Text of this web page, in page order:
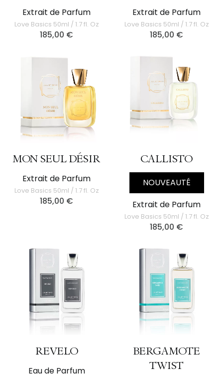
Extrait de Parfum
Love Basics 50ml / 1.7 fl. Oz
185,00 €
Extrait de Parfum
Love Basics 50ml / 1.7 fl. Oz
185,00 €
MON SEUL DÉSIR
Extrait de Parfum
Love Basics 50ml / 1.7 fl. Oz
185,00 €
CALLISTO
NOUVEAUTÉ
Extrait de Parfum
Love Basics 50ml / 1.7 fl. Oz
185,00 €
REVELO
Eau de Parfum
BERGAMOTE
TWIST